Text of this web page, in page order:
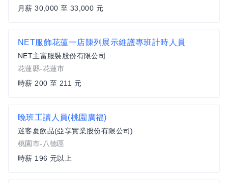
月薪 30,000 至 33,000 元
NET服飾花蓮一店陳列展示維護專班計時人員
NET主富服裝股份有限公司
花蓮縣-花蓮市
時薪 200 至 211 元
晚班工讀人員(桃園廣福)
迷客夏飲品(亞享實業股份有限公司)
桃園市-八德區
時薪 196 元以上